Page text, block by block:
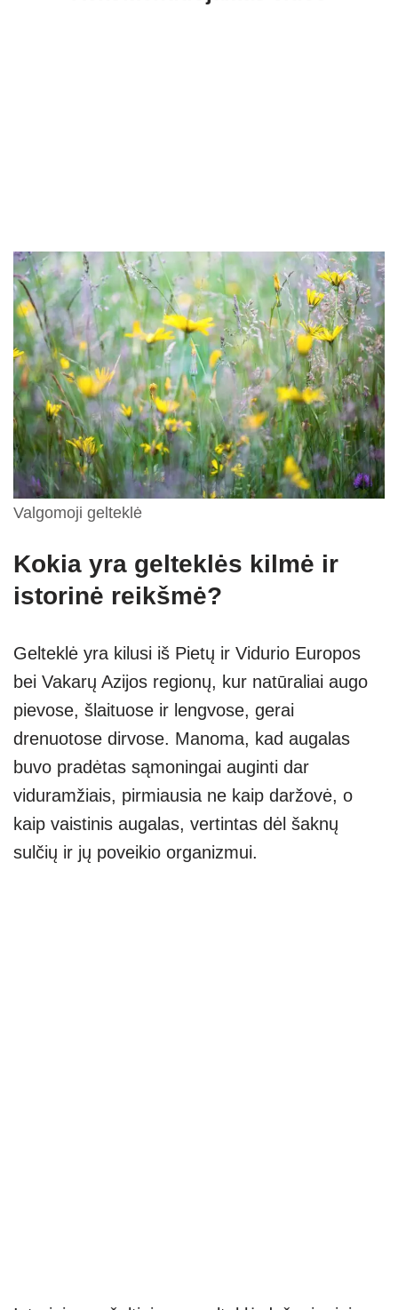
Valgomoji gelteklė
Kokia yra gelteklės kilmė ir
istorinė reikšmė?
Gelteklė yra kilusi iš Pietų ir Vidurio Europos
bei Vakarų Azijos regionų, kur natūraliai augo
pievose, šlaituose ir lengvose, gerai
drenuotose dirvose. Manoma, kad augalas
buvo pradėtas sąmoningai auginti dar
viduramžiais, pirmiausia ne kaip daržovė, o
kaip vaistinis augalas, vertintas dėl šaknų
sulčių ir jų poveikio organizmui.